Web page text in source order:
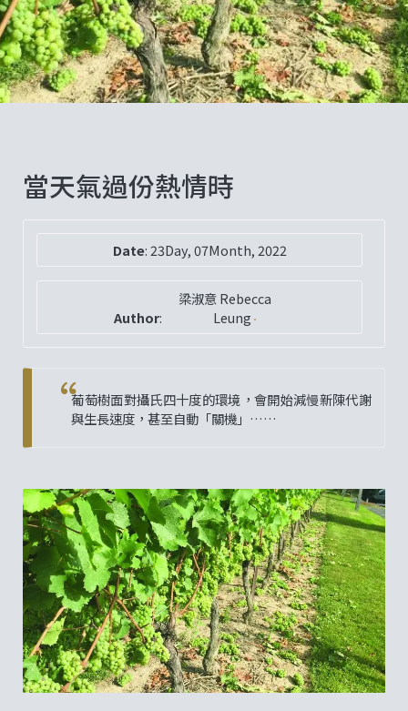
當天氣過份熱情時
Date:23Day, 07Month, 2022
Author:
梁淑意 Rebecca
Leung
葡萄樹面對攝氏四十度的環境，會開始減慢新陳代謝
與生長速度，甚至自動「關機」……